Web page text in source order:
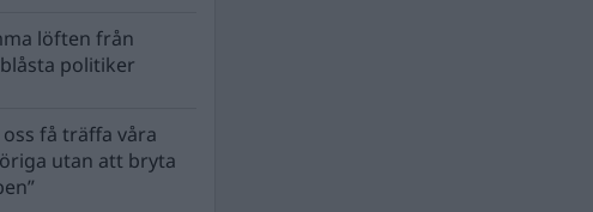
löften från
politiker
oss få träffa våra
utan att bryta